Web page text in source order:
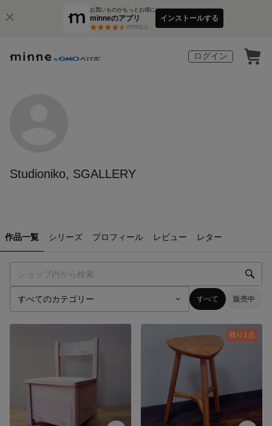
お買いものがもっとお得に
minneのアプリ
3万件以上
インストールする
ログイン
Studioniko, SGALLERY
作品一覧 シリーズ プロフィール レビュー レター
すべて 販売中
残り1点